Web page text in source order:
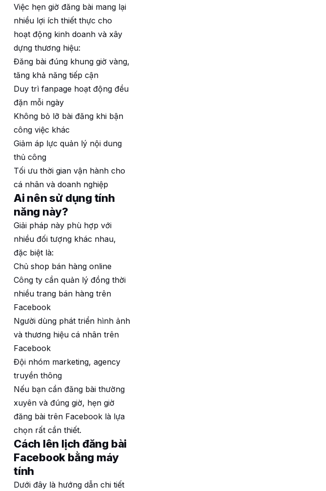
Việc hẹn giờ đăng bài mang lại
nhiều lợi ích thiết thực cho
hoạt động kinh doanh và xây
dựng thương hiệu:
Đăng bài đúng khung giờ vàng,
tăng khả năng tiếp cận
Duy trì fanpage hoạt động đều
đặn mỗi ngày
Không bỏ lỡ bài đăng khi bận
công việc khác
Giảm áp lực quản lý nội dung
thủ công
Tối ưu thời gian vận hành cho
cá nhân và doanh nghiệp
Ai nên sử dụng tính
năng này?
Giải pháp này phù hợp với
nhiều đối tượng khác nhau,
đặc biệt là:
Chủ shop bán hàng online
Công ty cần quản lý đồng thời
nhiều trang bán hàng trên
Facebook
Người dùng phát triển hình ảnh
và thương hiệu cá nhân trên
Facebook
Đội nhóm marketing, agency
truyền thông
Nếu bạn cần đăng bài thường
xuyên và đúng giờ, hẹn giờ
đăng bài trên Facebook là lựa
chọn rất cần thiết.
Cách lên lịch đăng bài
Facebook bằng máy
tính
Dưới đây là hướng dẫn chi tiết